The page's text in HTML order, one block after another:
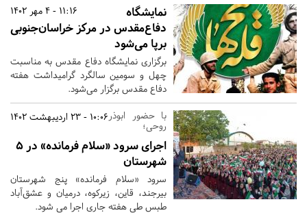
11:16 - 4 مهر 1402
نمایشگاه
دفاع‌مقدس در مرکز خراسان‌جنوبی
برپا می‌شود
برگزاری نمایشگاه دفاع مقدس به مناسبت
چهل و سومین سالگرد گرامیداشت هفته
دفاع مقدس برگزار می‌شود.
10:06 - 23 اردیبهشت 1402 با حضور ابوذر
روحی؛
اجرای سرود «سلام فرمانده» در ۵
شهرستان‌
سرود «سلام فرمانده» پنج شهرستان
بیرجند، قاین، زیرکوه، درمیان و عشق‌آباد
طبس طی هفته جاری اجرا می شود.